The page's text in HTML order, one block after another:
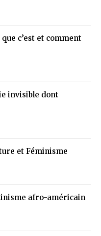
c’est et comment
invisible dont
et Féminisme
afro-américain